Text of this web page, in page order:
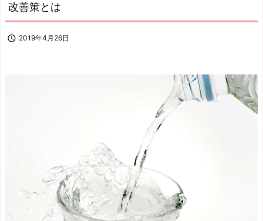
改善策とは
 2019年4月26日